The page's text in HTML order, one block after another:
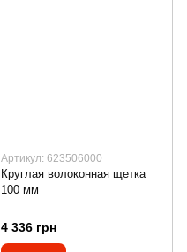
Артикул: 623506000
Круглая волоконная щетка
100 мм
4 336 грн